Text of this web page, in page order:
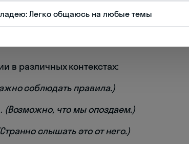
(возможный), certain(определенный)
в различных контекстах:
соблюдать правила.)
(Возможно, что мы опоздаем.)
слышать это от него.)
Легко общаюсь на любые темы